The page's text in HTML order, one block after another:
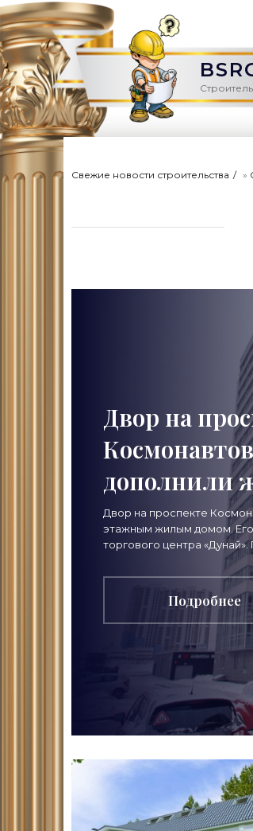
Свежие новости строительства »
Двор на
Космонавтов
дополнили
этажкой -
новости
Двор на проспекте
этажным жилым домом.
торгового центра
участок за домом 102 по
створе
Подробнее